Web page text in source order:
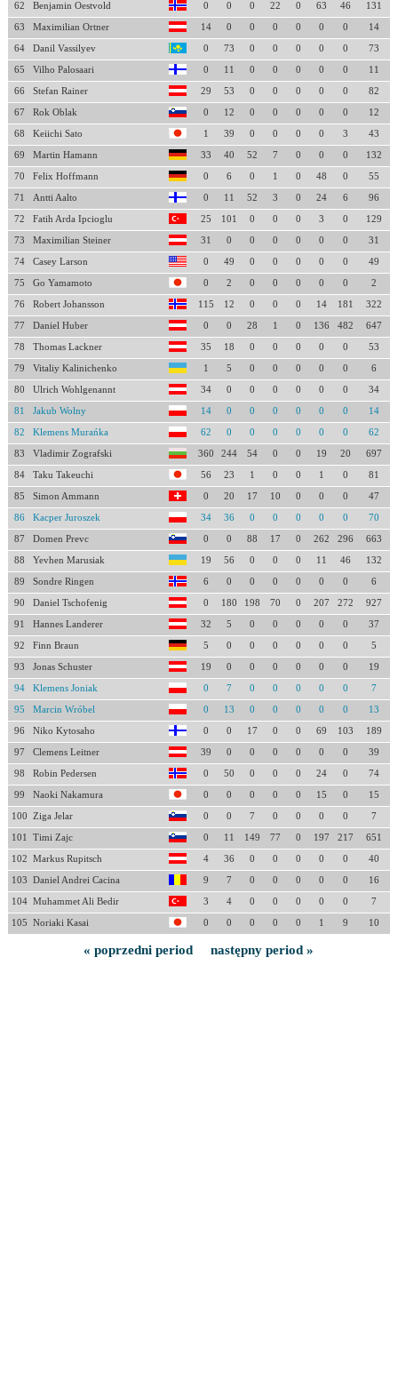
62 Benjamin Oestvold 0 0 0 22 0 63 46 131
63 Maximilian Ortner 14 0 0 0 0 0 0 14
64 Danil Vassilyev 0 73 0 0 0 0 0 73
65 Vilho Palosaari 0 11 0 0 0 0 0 11
66 Stefan Rainer 29 53 0 0 0 0 0 82
67 Rok Oblak 0 12 0 0 0 0 0 12
68 Keiichi Sato 1 39 0 0 0 0 3 43
69 Martin Hamann 33 40 52 7 0 0 0 132
70 Felix Hoffmann 0 6 0 1 0 48 0 55
71 Antti Aalto 0 11 52 3 0 24 6 96
72 Fatih Arda Ipcioglu 25 101 0 0 0 3 0 129
73 Maximilian Steiner 31 0 0 0 0 0 0 31
74 Casey Larson 0 49 0 0 0 0 0 49
75 Go Yamamoto 0 2 0 0 0 0 0 2
76 Robert Johansson 115 12 0 0 0 14 181 322
77 Daniel Huber 0 0 28 1 0 136 482 647
78 Thomas Lackner 35 18 0 0 0 0 0 53
79 Vitaliy Kalinichenko 1 5 0 0 0 0 0 6
80 Ulrich Wohlgenannt 34 0 0 0 0 0 0 34
81 Jakub Wolny 14 0 0 0 0 0 0 14
82 Klemens Murańka 62 0 0 0 0 0 0 62
83 Vladimir Zografski 360 244 54 0 0 19 20 697
84 Taku Takeuchi 56 23 1 0 0 1 0 81
85 Simon Ammann 0 20 17 10 0 0 0 47
86 Kacper Juroszek 34 36 0 0 0 0 0 70
87 Domen Prevc 0 0 88 17 0 262 296 663
88 Yevhen Marusiak 19 56 0 0 0 11 46 132
89 Sondre Ringen 6 0 0 0 0 0 0 6
90 Daniel Tschofenig 0 180 198 70 0 207 272 927
91 Hannes Landerer 32 5 0 0 0 0 0 37
92 Finn Braun 5 0 0 0 0 0 0 5
93 Jonas Schuster 19 0 0 0 0 0 0 19
94 Klemens Joniak 0 7 0 0 0 0 0 7
95 Marcin Wróbel 0 13 0 0 0 0 0 13
96 Niko Kytosaho 0 0 17 0 0 69 103 189
97 Clemens Leitner 39 0 0 0 0 0 0 39
98 Robin Pedersen 0 50 0 0 0 24 0 74
99 Naoki Nakamura 0 0 0 0 0 15 0 15
100 Ziga Jelar 0 0 7 0 0 0 0 7
101 Timi Zajc 0 11 149 77 0 197 217 651
102 Markus Rupitsch 4 36 0 0 0 0 0 40
103 Daniel Andrei Cacina 9 7 0 0 0 0 0 16
104 Muhammet Ali Bedir 3 4 0 0 0 0 0 7
105 Noriaki Kasai 0 0 0 0 0 1 9 10
« poprzedni period następny period »